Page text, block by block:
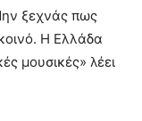
ξεχνάς πως
Η Ελλάδα
μουσικές» λέει